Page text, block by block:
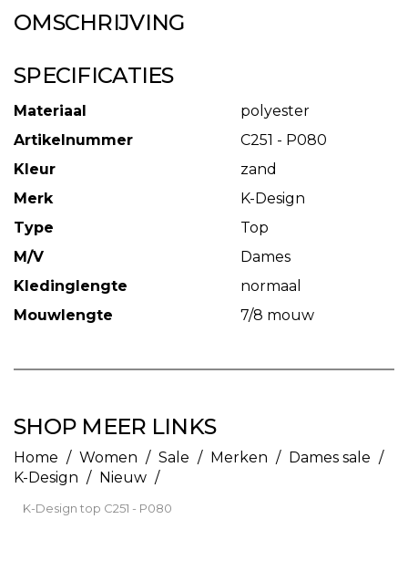
OMSCHRIJVING
SPECIFICATIES
Materiaal
polyester
Artikelnummer
C251 - P080
Kleur
zand
Merk
K-Design
Type
Top
M/V
Dames
Kledinglengte
normaal
Mouwlengte
7/8 mouw
SHOP MEER LINKS
Home / Women / Sale / Merken / Dames sale /
K-Design / Nieuw /
K-Design top C251 - P080